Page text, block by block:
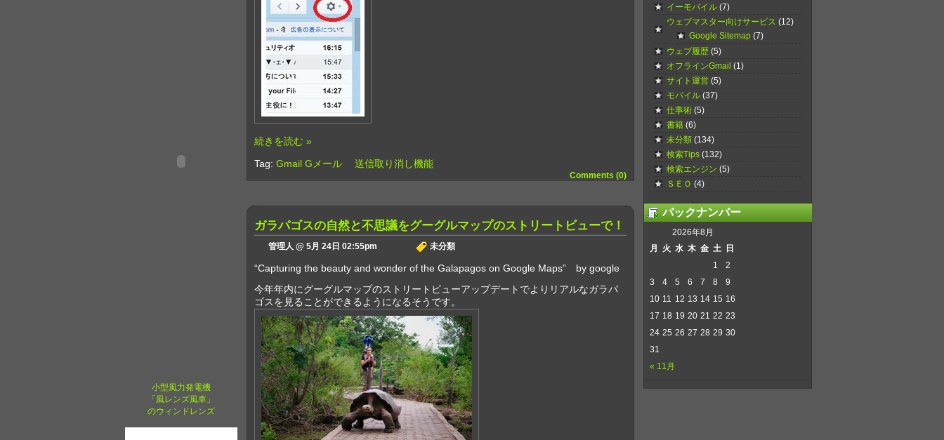
小型風力発電機
「風レンズ風車」
のウィンドレンズ
続きを読む »
Tag: Gmail Gメール 送信取り消し機能
Comments (0)
ガラパゴスの自然と不思議をグーグルマップのストリートビューで！
管理人 @ 5月 24日 02:55pm 未分類
“Capturing the beauty and wonder of the Galapagos on Google Maps” by google
今年年内にグーグルマップのストリートビューアップデートでよりリアルなガラパ
ゴスを見ることができるようになるそうです。
イーモバイル (7)
ウェブマスター向けサービス (12)
Google Sitemap (7)
ウェブ履歴 (5)
オフラインGmail (1)
サイト運営 (5)
モバイル (37)
仕事術 (5)
書籍 (6)
未分類 (134)
検索Tips (132)
検索エンジン (5)
ＳＥＯ (4)
バックナンバー
2026年8月
月
火 水 木 金 土 日
« 11月
1
2
3
4 5 6 7 8
9
10 11 12 13 14 15 16
17 18 19 20 21 22 23
24 25 26 27 28 29 30
31